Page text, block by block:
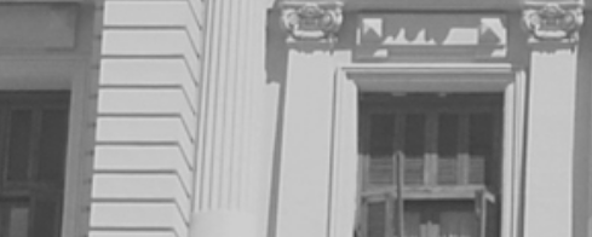
Informática
Matemática
Química